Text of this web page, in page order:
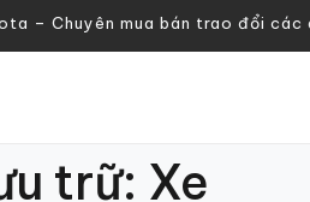
– Chuyên mua bán trao đổi các
trữ: Xe